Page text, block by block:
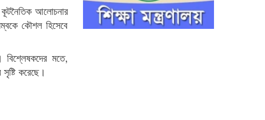
আলোচনার
কৌশল হিসেবে
বিশ্লেষকদের মতে,
করেছে।